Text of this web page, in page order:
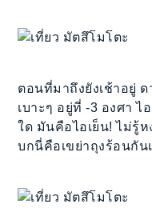
ตอนที่มาถึงยังเช้าอยู่
เบาะๆ อยู่ที่ -3 องศา
ใด มันคือไอเย็น! ไม่รู้
บกนี่คือเขย่าถุงร้อนกัน